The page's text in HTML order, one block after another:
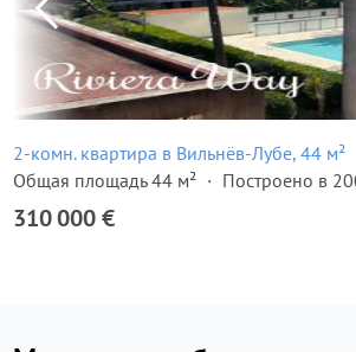
2-комн. квартира в Вильнёв-Лубе, 44 м²
Общая площадь 44 м²
Построено в
310 000 €